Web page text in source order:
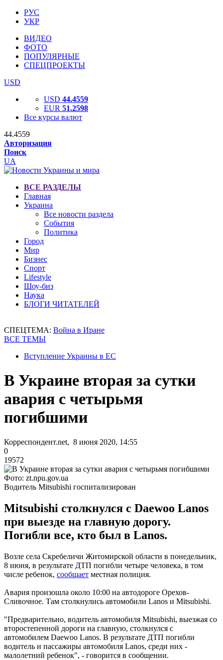
РУС
УКР
ВИДЕО
ФОТО
ПОПУЛЯРНЫЕ
СПЕЦПРОЕКТЫ
USD
USD 44.4559
EUR 51.2598
Все курсы валют
44.4559
Авторизация
Поиск
UA
ВСЕ РАЗДЕЛЫ
Главная
Украина
Все новости раздела
События
Политика
Город
Мир
Бизнес
Спорт
Lifestyle
Шоу-биз
Наука
БЛОГИ ЧИТАТЕЛЕЙ
СПЕЦТЕМА: Война в Иране
ВСЕ ТЕМЫ
Вступление Украины в ЕС
В Украине вторая за сутки
авария с четырьмя
погибшими
Корреспондент.net, 8 июня 2020, 14:55
0
19572
Фото: zt.npu.gov.ua
Водитель Mitsubishi госпитализирован
Mitsubishi столкнулся с Daewoo Lanos
при выезде на главную дорогу.
Погибли все, кто был в Lanos.
Возле села Скребеличи Житомирской области в понедельник,
8 июня, в результате ДТП погибли четыре человека, в том
числе ребенок, сообщает местная полиция.
Авария произошла около 10:00 на автодороге Орехов-
Сливочное. Там столкнулись автомобили Lanos и Mitsubishi.
"Предварительно, водитель автомобиля Mitsubishi, выезжая со
второстепенной дороги на главную, столкнулся с
автомобилем Daewoo Lanos. В результате ДТП погибли
водитель и пассажиры автомобиля Lanos, среди них -
малолетний ребенок", - говорится в сообщении.